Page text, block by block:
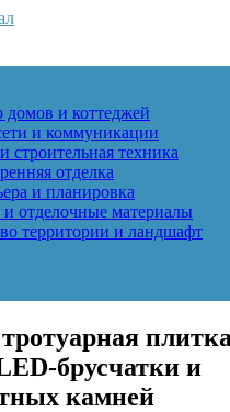
домов и коттеджей
и коммуникации
строительная техника
отделка
и планировка
отделочные материалы
территории и ландшафт
брусчатки и
камней